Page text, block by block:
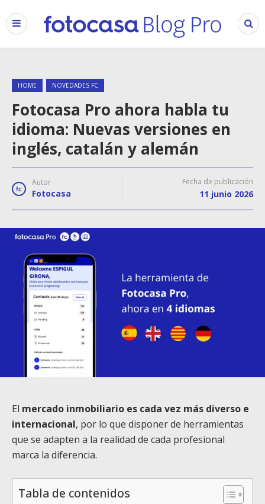
HOME NOVEDADES FC
Fotocasa Pro ahora habla tu
idioma: Nuevas versiones en
inglés, catalán y alemán
Autor
Fotocasa
Fecha de publicación
11 junio 2026
El mercado inmobiliario es cada vez más diverso e
internacional, por lo que disponer de herramientas
que se adapten a la realidad de cada profesional
marca la diferencia.
Tabla de contenidos